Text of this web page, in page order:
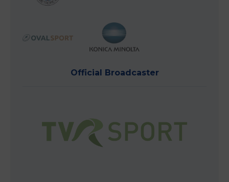
Official Broadcaster